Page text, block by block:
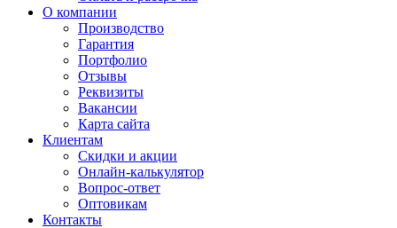
О компании
Производство
Гарантия
Портфолио
Отзывы
Реквизиты
Вакансии
Карта сайта
Клиентам
Скидки и акции
Онлайн-калькулятор
Вопрос-ответ
Оптовикам
Контакты